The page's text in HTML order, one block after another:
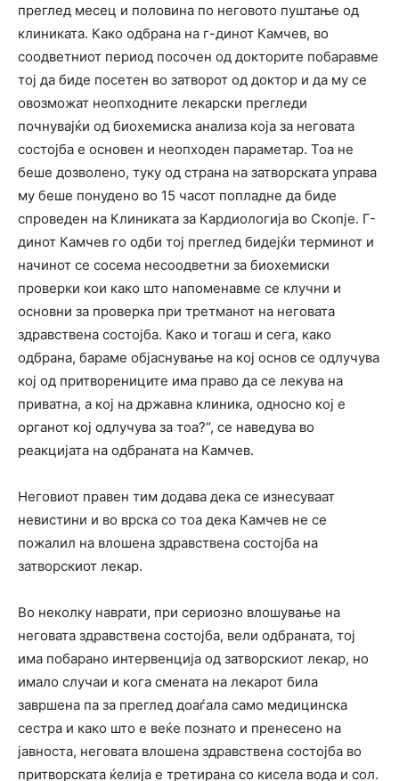
преглед месец и половина по неговото пуштање од
клиниката. Како одбрана на г-динот Камчев, во
соодветниот период посочен од докторите побаравме
тој да биде посетен во затворот од доктор и да му се
овозможат неопходните лекарски прегледи
почнувајќи од биохемиска анализа која за неговата
состојба е основен и неопходен параметар. Тоа не
беше дозволено, туку од страна на затворската управа
му беше понудено во 15 часот попладне да биде
спроведен на Клиниката за Кардиологија во Скопје. Г-
динот Камчев го одби тој преглед бидејќи терминот и
начинот се сосема несоодветни за биохемиски
проверки кои како што напоменавме се клучни и
основни за проверка при третманот на неговата
здравствена состојба. Како и тогаш и сега, како
одбрана, бараме објаснување на кој основ се одлучува
кој од притворениците има право да се лекува на
приватна, а кој на државна клиника, односно кој е
органот кој одлучува за тоа?“, се наведува во
реакцијата на одбраната на Камчев.
Неговиот правен тим додава дека се изнесуваат
невистини и во врска со тоа дека Камчев не се
пожалил на влошена здравствена состојба на
затворскиот лекар.
Во неколку наврати, при сериозно влошување на
неговата здравствена состојба, вели одбраната, тој
има побарано интервенција од затворскиот лекар, но
имало случаи и кога смената на лекарот била
завршена па за преглед доаѓала само медицинска
сестра и како што е веќе познато и пренесено на
јавноста, неговата влошена здравствена состојба во
притворската ќелија е третирана со кисела вода и сол.